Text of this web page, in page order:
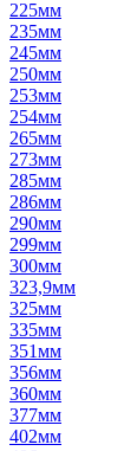
225мм
235мм
245мм
250мм
253мм
254мм
265мм
273мм
285мм
286мм
290мм
299мм
300мм
323,9мм
325мм
335мм
351мм
356мм
360мм
377мм
402мм